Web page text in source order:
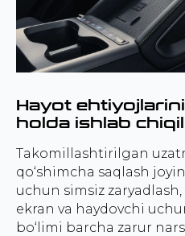
Hayot
holda ishlab
Takomillashtirilgan
qo‘shimcha saqlash
uchun simsiz zaryadlash,
ekran va haydovchi
bo‘limi barcha zarur